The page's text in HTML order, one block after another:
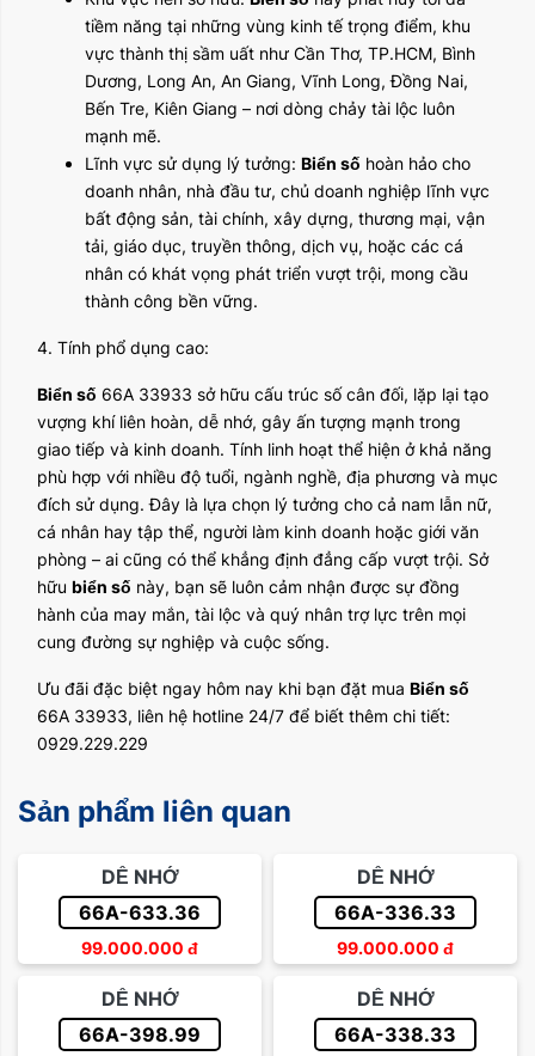
tiềm năng tại những vùng kinh tế trọng điểm, khu
vực thành thị sầm uất như Cần Thơ, TP.HCM, Bình
Dương, Long An, An Giang, Vĩnh Long, Đồng Nai,
Bến Tre, Kiên Giang – nơi dòng chảy tài lộc luôn
mạnh mẽ.
Lĩnh vực sử dụng lý tưởng: Biển số hoàn hảo cho
doanh nhân, nhà đầu tư, chủ doanh nghiệp lĩnh vực
bất động sản, tài chính, xây dựng, thương mại, vận
tải, giáo dục, truyền thông, dịch vụ, hoặc các cá
nhân có khát vọng phát triển vượt trội, mong cầu
thành công bền vững.
4. Tính phổ dụng cao:
Biển số 66A 33933 sở hữu cấu trúc số cân đối, lặp lại tạo
vượng khí liên hoàn, dễ nhớ, gây ấn tượng mạnh trong
giao tiếp và kinh doanh. Tính linh hoạt thể hiện ở khả năng
phù hợp với nhiều độ tuổi, ngành nghề, địa phương và mục
đích sử dụng. Đây là lựa chọn lý tưởng cho cả nam lẫn nữ,
cá nhân hay tập thể, người làm kinh doanh hoặc giới văn
phòng – ai cũng có thể khẳng định đẳng cấp vượt trội. Sở
hữu biển số này, bạn sẽ luôn cảm nhận được sự đồng
hành của may mắn, tài lộc và quý nhân trợ lực trên mọi
cung đường sự nghiệp và cuộc sống.
Ưu đãi đặc biệt ngay hôm nay khi bạn đặt mua Biển số
66A 33933, liên hệ hotline 24/7 để biết thêm chi tiết:
0929.229.229
Sản phẩm liên quan
DỄ NHỚ
66A-633.36
99.000.000 đ
DỄ NHỚ
66A-336.33
99.000.000 đ
DỄ NHỚ
66A-398.99
DỄ NHỚ
66A-338.33